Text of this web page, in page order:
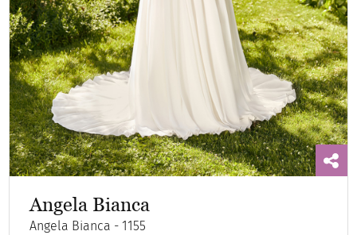
Angela Bianca
Angela Bianca - 1155